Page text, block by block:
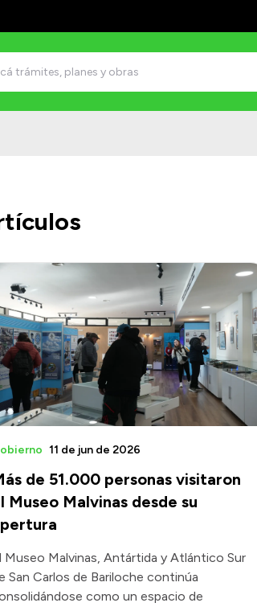
de 51.000 personas visitaron
Museo Malvinas desde su
11 de jun de 2026
Museo Malvinas, Antártida y Atlántico Sur
San Carlos de Bariloche continúa
como un espacio de